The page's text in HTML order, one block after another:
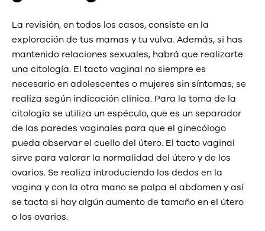
La revisión, en todos los casos, consiste en la
exploración de tus mamas y tu vulva. Además, si has
mantenido relaciones sexuales, habrá que realizarte
una citología. El tacto vaginal no siempre es
necesario en adolescentes o mujeres sin síntomas; se
realiza según indicación clínica. Para la toma de la
citología se utiliza un espéculo, que es un separador
de las paredes vaginales para que el ginecólogo
pueda observar el cuello del útero. El tacto vaginal
sirve para valorar la normalidad del útero y de los
ovarios. Se realiza introduciendo los dedos en la
vagina y con la otra mano se palpa el abdomen y así
se tacta si hay algún aumento de tamaño en el útero
o los ovarios.